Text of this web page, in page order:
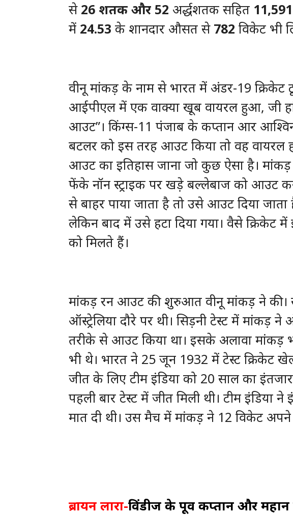
से 26 शतक और52 अर्द्धशतक सहित 11,591
में 24.53 के शानदार औसत से 782 विकेट भी
वीनू मांकड़ के नाम से भारत में अंडर-19 क्रिकेट
आईपीएल में एक वाक्या खूब वायरल हुआ, जी
आउट”। किंग्स-11 पंजाब के कप्तान आर
बटलर को इस तरह आउट किया तो वह वायरल
आउट का इतिहास जाना जो कुछ ऐसा है।
फेंके नॉन स्ट्राइक पर खड़े बल्लेबाज को आउट
से बाहर पाया जाता है तो उसे आउट दिया
लेकिन बाद में उसे हटा दिया गया। वैसे
को मिलते हैं।
मांकड़ रन आउट की शुरुआत वीनू मांकड़ ने की।
ऑस्ट्रेलिया दौरे पर थी। सिड़नी टेस्ट में मांकड़ ने
तरीके से आउट किया था। इसके अलावा मांकड़
भी थे। भारत ने 25 जून 1932 में टेस्ट क्रिकेट
जीत के लिए टीम इंडिया को 20 साल का
पहली बार टेस्ट में जीत मिली थी। टीम इंडिया
मात दी थी। उस मैच में मांकड़ ने 12 विकेट अपने
ब्रायन लारा-विंडीज के पूर्व कप्तान और महान